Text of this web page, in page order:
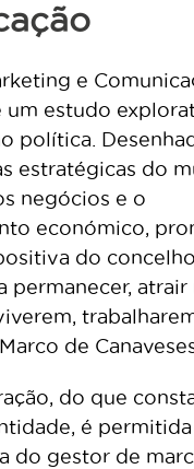
e
um estudo
política.
estratégicas do
negócios e o
económico,
do
permanecer, atrair
de
do que
é permitida
do gestor de